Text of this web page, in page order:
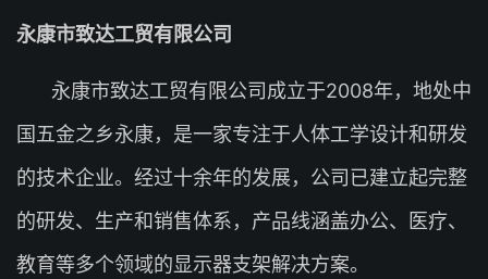
永康市致达工贸有限公司
永康市致达工贸有限公司成立于2008年，地处中
国五金之乡永康，是一家专注于人体工学设计和研发
的技术企业。经过十余年的发展，公司已建立起完整
的研发、生产和销售体系，产品线涵盖办公、医疗、
教育等多个领域的显示器支架解决方案。